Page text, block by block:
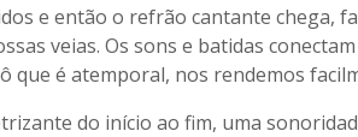
e então o refrão cantante chega,
veias. Os sons e batidas
que é atemporal, nos rendemos
do início ao fim, uma